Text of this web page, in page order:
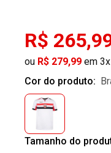
R$
ou R$ 279,99 em
Cor do produto:
Tamanho do